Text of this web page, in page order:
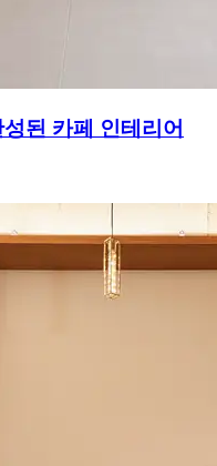
된 카페 인테리어